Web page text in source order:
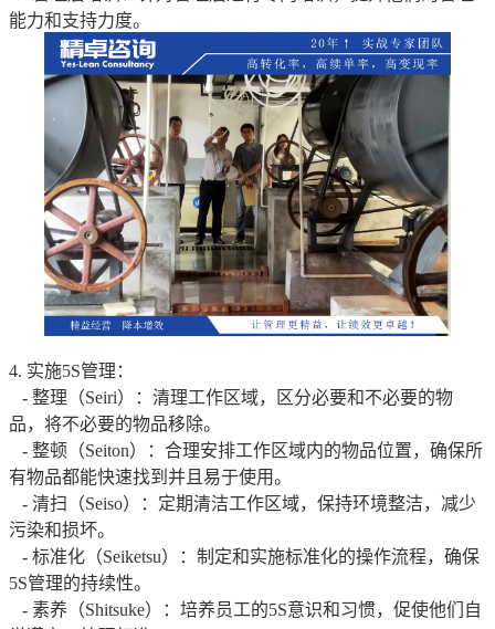
能力和支持力度。
4. 实施5S管理：
- 整理（Seiri）：清理工作区域，区分必要和不必要的物
品，将不必要的物品移除。
- 整顿（Seiton）：合理安排工作区域内的物品位置，确保所
有物品都能快速找到并且易于使用。
- 清扫（Seiso）：定期清洁工作区域，保持环境整洁，减少
污染和损坏。
- 标准化（Seiketsu）：制定和实施标准化的操作流程，确保
5S管理的持续性。
- 素养（Shitsuke）：培养员工的5S意识和习惯，促使他们自